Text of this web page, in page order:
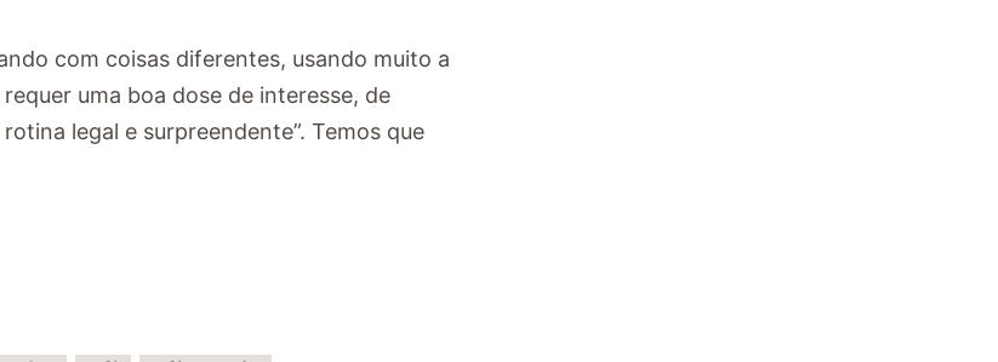
com coisas diferentes, usando muito a
uma boa dose de interesse, de
legal e surpreendente”. Temos que